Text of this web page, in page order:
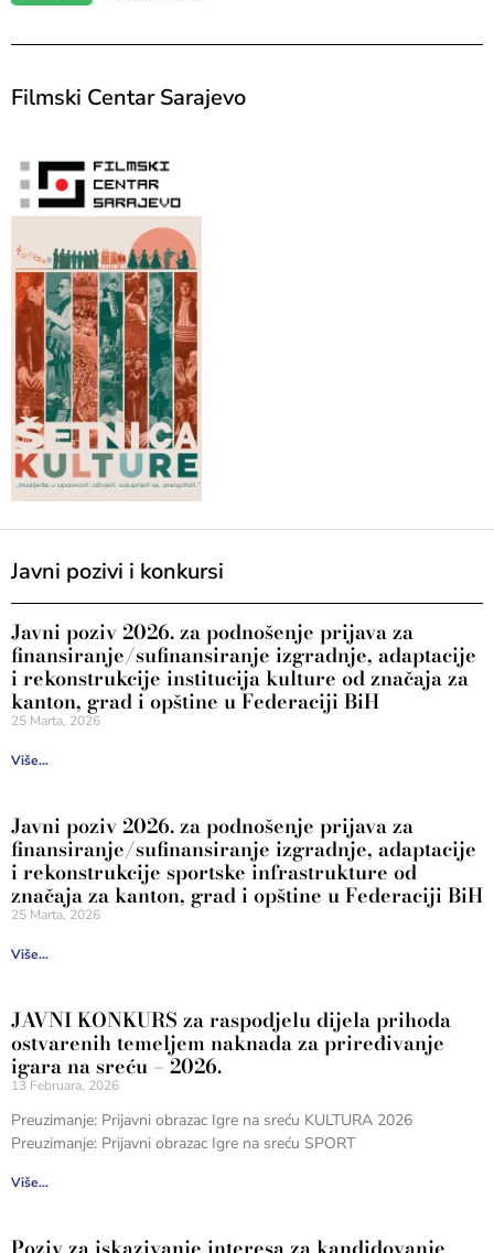
Filmski Centar Sarajevo
Javni pozivi i konkursi
Javni poziv 2026. za podnošenje prijava za
finansiranje/sufinansiranje izgradnje, adaptacije
i rekonstrukcije institucija kulture od značaja za
kanton, grad i opštine u Federaciji BiH
25 Marta, 2026
Više...
Javni poziv 2026. za podnošenje prijava za
finansiranje/sufinansiranje izgradnje, adaptacije
i rekonstrukcije sportske infrastrukture od
značaja za kanton, grad i opštine u Federaciji BiH
25 Marta, 2026
Više...
JAVNI KONKURS za raspodjelu dijela prihoda
ostvarenih temeljem naknada za priređivanje
igara na sreću – 2026.
13 Februara, 2026
Preuzimanje: Prijavni obrazac Igre na sreću KULTURA 2026
Preuzimanje: Prijavni obrazac Igre na sreću SPORT
Više...